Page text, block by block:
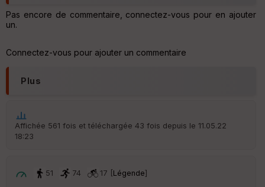
Pas encore de commentaire, connectez-vous pour en ajouter
un.
Connectez-vous pour ajouter un commentaire
Plus
Affichée 561 fois et téléchargée 43 fois depuis le 11.05.22
18:23
51 74 17 [Légende]